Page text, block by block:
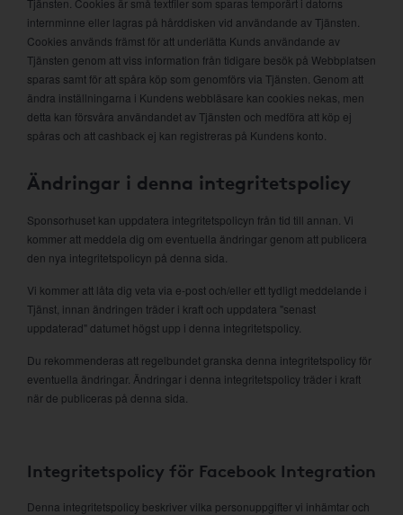
Tjänsten. Cookies är små textfiler som sparas temporärt i datorns
internminne eller lagras på hårddisken vid användande av Tjänsten.
Cookies används främst för att underlätta Kunds användande av
Tjänsten genom att viss information från tidigare besök på Webbplatsen
sparas samt för att spåra köp som genomförs via Tjänsten. Genom att
ändra inställningarna i Kundens webbläsare kan cookies nekas, men
detta kan försvåra användandet av Tjänsten och medföra att köp ej
spåras och att cashback ej kan registreras på Kundens konto.
Ändringar i denna integritetspolicy
Sponsorhuset kan uppdatera integritetspolicyn från tid till annan. Vi
kommer att meddela dig om eventuella ändringar genom att publicera
den nya integritetspolicyn på denna sida.
Vi kommer att låta dig veta via e-post och/eller ett tydligt meddelande i
Tjänst, innan ändringen träder i kraft och uppdatera "senast
uppdaterad" datumet högst upp i denna integritetspolicy.
Du rekommenderas att regelbundet granska denna integritetspolicy för
eventuella ändringar. Ändringar i denna integritetspolicy träder i kraft
när de publiceras på denna sida.
Integritetspolicy för Facebook Integration
Denna integritetspolicy beskriver vilka personuppgifter vi inhämtar och